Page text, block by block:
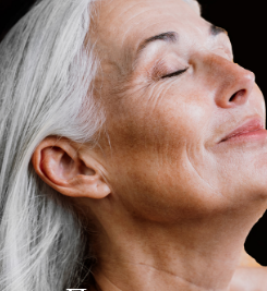
Производство
коллагена
По большей части